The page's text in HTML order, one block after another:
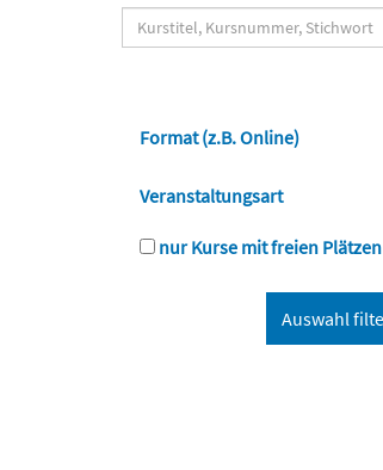
Format (z.B. Online)
Veranstaltungsart
nur Kurse mit freien Plätzen